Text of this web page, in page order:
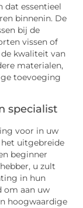
dat essentieel
binnenin. De
bij de
vissen of
kwaliteit van
materialen,
toevoeging
specialist
voor in uw
het uitgebreide
beginner
u zult
in hun
om aan uw
hoogwaardige